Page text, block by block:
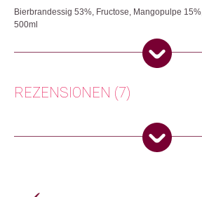
Bierbrandessig 53%, Fructose, Mangopulpe
500ml
Man nennt sie auch «die Königin unter den
Aroma der Mango verleiht dem Balsamessig eine
Früchte von Johann Dähler verwendet, einem
Wurzeln, der an die Elfenbeinküste auswanderte.
Weitere Produkte shoppen, die diesem
REZENSIONEN (7)
(Verifizierter Käufer)